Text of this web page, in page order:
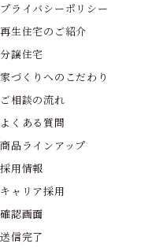
プライバシーポリシー
再生住宅のご紹介
分譲住宅
家づくりへのこだわり
ご相談の流れ
よくある質問
商品ラインアップ
採用情報
キャリア採用
確認画面
送信完了